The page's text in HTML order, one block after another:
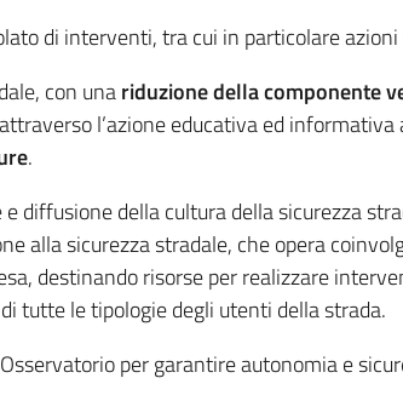
di interventi, tra cui in particolare
con unariduzione della componente
attraverso l’azione educativa ed
.
diffusione della cultura della sicurezza
alla sicurezza stradale, che opera
destinando risorse per realizzare
tutte le tipologie degli utenti della strada.
per garantire autonomia e